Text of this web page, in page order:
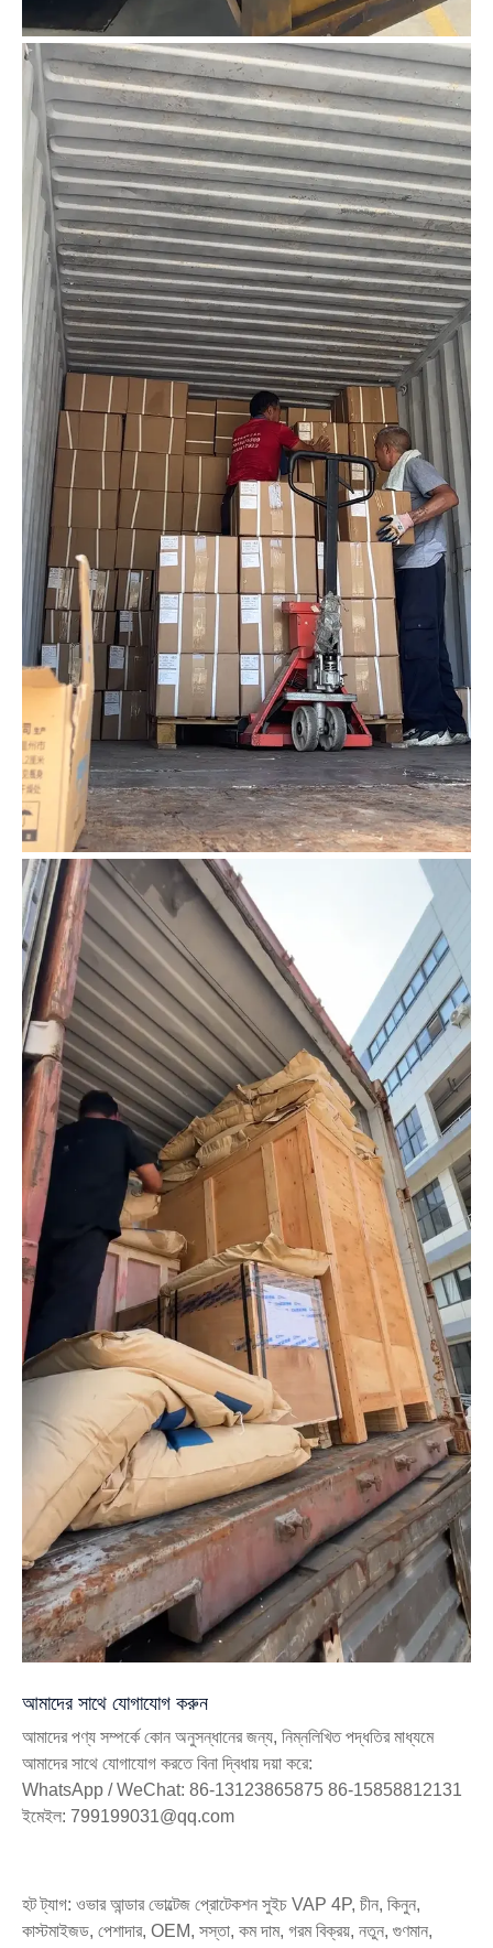
আমাদের সাথে যোগাযোগ করুন
আমাদের পণ্য সম্পর্কে কোন অনুসন্ধানের জন্য, নিম্নলিখিত পদ্ধতির মাধ্যমে
আমাদের সাথে যোগাযোগ করতে বিনা দ্বিধায় দয়া করে:
WhatsApp / WeChat: 86-13123865875 86-15858812131
ইমেইল: 799199031@qq.com
হট ট্যাগ: ওভার আন্ডার ভোল্টেজ প্রোটেকশন সুইচ VAP 4P, চীন, কিনুন,
কাস্টমাইজড, পেশাদার, OEM, সস্তা, কম দাম, গরম বিক্রয়, নতুন, গুণমান,